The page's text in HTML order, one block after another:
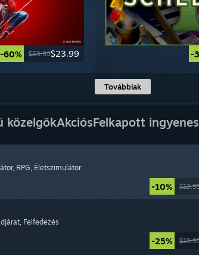
-60% $59.99$23.99 -
Továbbiak
közelgőkAkciósFelkapott ingyenes
, RPG, Életszimulátor
-10%
, Felfedezés
-25%